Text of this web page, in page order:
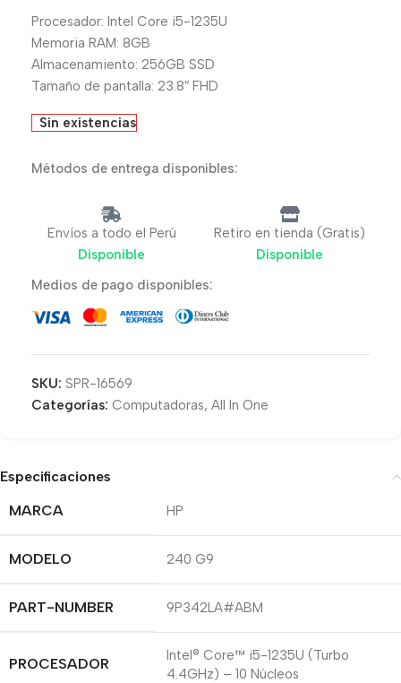
Procesador: Intel Core i5-1235U
Memoria RAM: 8GB
Almacenamiento: 256GB SSD
Tamaño de pantalla: 23.8″ FHD
Sin existencias
Métodos de entrega disponibles:
Envíos a todo el Perú
Disponible
Retiro en tienda (Gratis)
Disponible
Medios de pago disponibles:
SKU: SPR-16569
Categorías: Computadoras, All In One
Especificaciones
MARCA
HP
MODELO 240 G9
PART-NUMBER 9P342LA#ABM
PROCESADOR
Intel® Core™ i5-1235U (Turbo
4.4GHz) – 10 Núcleos